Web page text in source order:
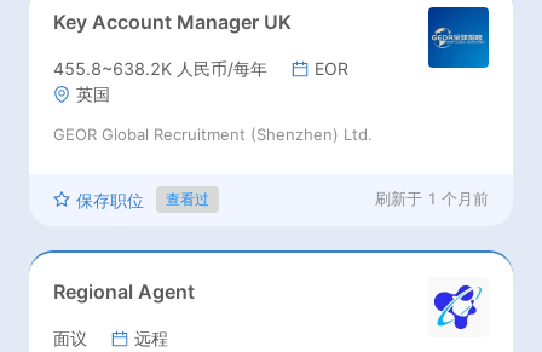
Key Account Manager UK
455.8~638.2K 人民币/每年
EOR
英国
GEOR Global Recruitment (Shenzhen) Ltd.
保存职位 查看过 刷新于 1 个月前
Regional Agent
面议
远程